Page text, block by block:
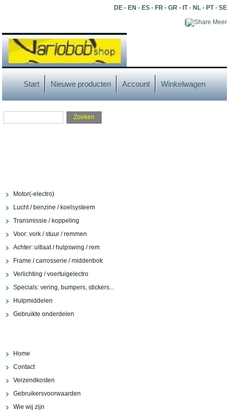
DE- EN - ES- FR- GR- IT- NL- PT- SE
Meer
Start Nieuwe producten Account Winkelwagen
Motor(-electro)
Lucht / benzine / koelsysteem
Transmissie / koppeling
Voor: vork / stuur / remmen
Achter: uitlaat / hulpswing / rem
Frame / carrosserie / middenbok
Verlichting / voertuigelectro
Specials: vering, bumpers, stickers...
Hulpmiddelen
Gebruikte onderdelen
Home
Contact
Verzendkosten
Gebruikersvoorwaarden
Wie wij zijn